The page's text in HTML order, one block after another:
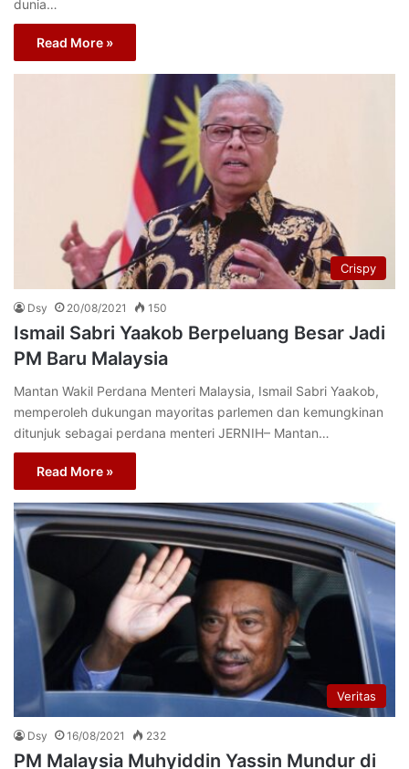
dunia…
Read More »
Crispy
Dsy 20/08/2021 150
Ismail Sabri Yaakob Berpeluang Besar Jadi
PM Baru Malaysia
Mantan Wakil Perdana Menteri Malaysia, Ismail Sabri Yaakob,
memperoleh dukungan mayoritas parlemen dan kemungkinan
ditunjuk sebagai perdana menteri JERNIH– Mantan…
Read More »
Veritas
Dsy 16/08/2021 232
PM Malaysia Muhyiddin Yassin Mundur di